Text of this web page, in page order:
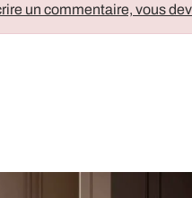
un commentaire, vous